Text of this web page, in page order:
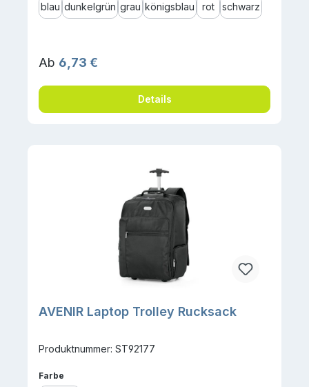
blau dunkelgrün grau königsblau rot schwarz
Regulärer Preis:
Ab 6,73 €
Details
AVENIR Laptop Trolley Rucksack
Produktnummer: ST92177
Farbe